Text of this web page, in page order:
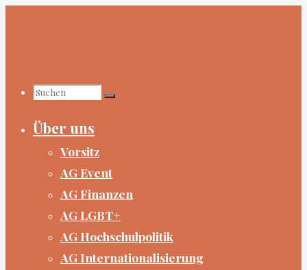
Suchen
nach:
Über uns
Vorsitz
AG Event
AG Finanzen
AG LGBT+
AG Hochschulpolitik
AG Internationalisierung